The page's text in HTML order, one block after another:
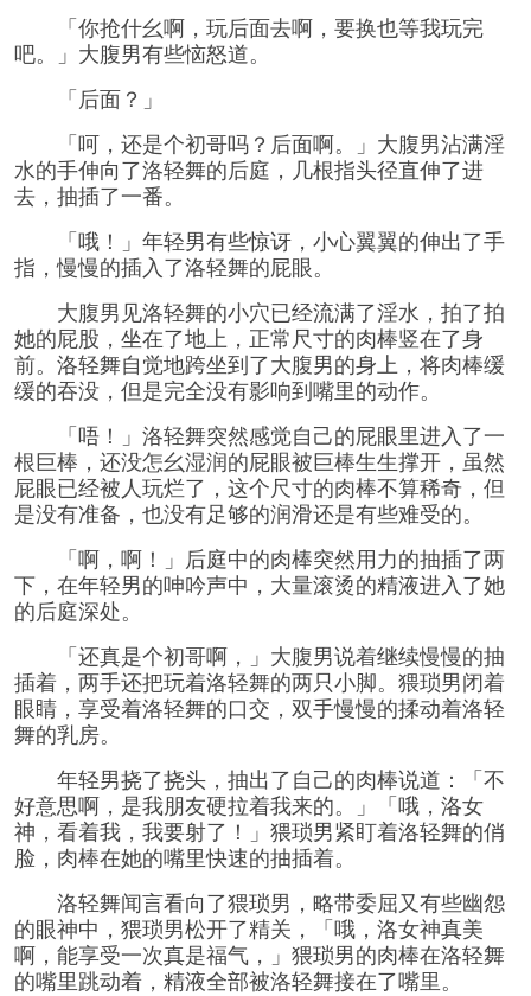
「你抢什幺啊，玩后面去啊，要换也等我玩完
吧。」大腹男有些恼怒道。
「后面？」
「呵，还是个初哥吗？后面啊。」大腹男沾满淫
水的手伸向了洛轻舞的后庭，几根指头径直伸了进
去，抽插了一番。
「哦！」年轻男有些惊讶，小心翼翼的伸出了手
指，慢慢的插入了洛轻舞的屁眼。
大腹男见洛轻舞的小穴已经流满了淫水，拍了拍
她的屁股，坐在了地上，正常尺寸的肉棒竖在了身
前。洛轻舞自觉地跨坐到了大腹男的身上，将肉棒缓
缓的吞没，但是完全没有影响到嘴里的动作。
「唔！」洛轻舞突然感觉自己的屁眼里进入了一
根巨棒，还没怎幺湿润的屁眼被巨棒生生撑开，虽然
屁眼已经被人玩烂了，这个尺寸的肉棒不算稀奇，但
是没有准备，也没有足够的润滑还是有些难受的。
「啊，啊！」后庭中的肉棒突然用力的抽插了两
下，在年轻男的呻吟声中，大量滚烫的精液进入了她
的后庭深处。
「还真是个初哥啊，」大腹男说着继续慢慢的抽
插着，两手还把玩着洛轻舞的两只小脚。猥琐男闭着
眼睛，享受着洛轻舞的口交，双手慢慢的揉动着洛轻
舞的乳房。
年轻男挠了挠头，抽出了自己的肉棒说道：「不
好意思啊，是我朋友硬拉着我来的。」「哦，洛女
神，看着我，我要射了！」猥琐男紧盯着洛轻舞的俏
脸，肉棒在她的嘴里快速的抽插着。
洛轻舞闻言看向了猥琐男，略带委屈又有些幽怨
的眼神中，猥琐男松开了精关，「哦，洛女神真美
啊，能享受一次真是福气，」猥琐男的肉棒在洛轻舞
的嘴里跳动着，精液全部被洛轻舞接在了嘴里。